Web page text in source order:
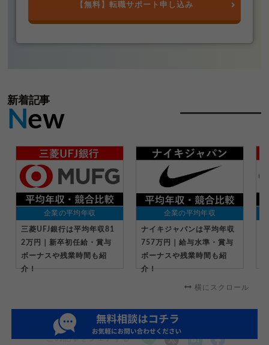
【無料】転職サポート申し込み
新着記事
New
企業の平均年収
三菱UFJ銀行は平均年収81
2万円｜新卒初任給・賞与
ボーナスや残業時間も紹
介！
企業の平均年収
ナイキジャパンは平均年収
757万円｜給与水準・賞与
ボーナスや残業時間も紹
介！
横にスクロール
この記事をシェアする